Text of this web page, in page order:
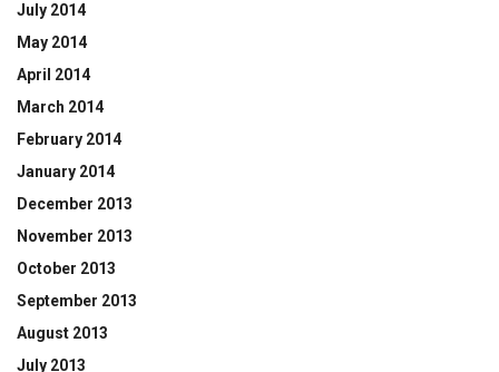
July 2014
May 2014
April 2014
March 2014
February 2014
January 2014
December 2013
November 2013
October 2013
September 2013
August 2013
July 2013